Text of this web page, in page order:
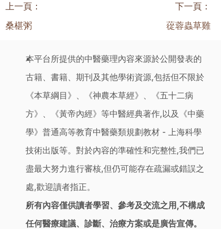
上一頁：
桑椹粥
下一頁：
蓯蓉蟲草雞
本平台所提供的中醫藥理內容來源於公開發表的
古籍、書籍、期刊及其他學術資源,包括但不限於
《本草綱目》、《神農本草經》、《五十二病
方》、《黃帝內經》等中醫經典著作,以及《中藥
學》普通高等教育中醫藥類規劃教材 - 上海科學
技術出版等。對於內容的準確性和完整性,我們已
盡最大努力進行審核,但仍可能存在疏漏或錯誤之
處,歡迎讀者指正。
所有內容僅供讀者學習、參考及交流之用,不構成
任何醫療建議、診斷、治療方案或是廣告宣傳。